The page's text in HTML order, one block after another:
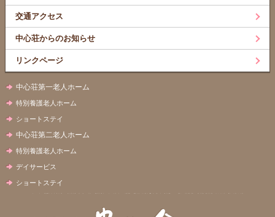
交通アクセス
中心荘からのお知らせ
リンクページ
中心荘第一老人ホーム
特別養護老人ホーム
ショートステイ
中心荘第二老人ホーム
特別養護老人ホーム
デイサービス
ショートステイ